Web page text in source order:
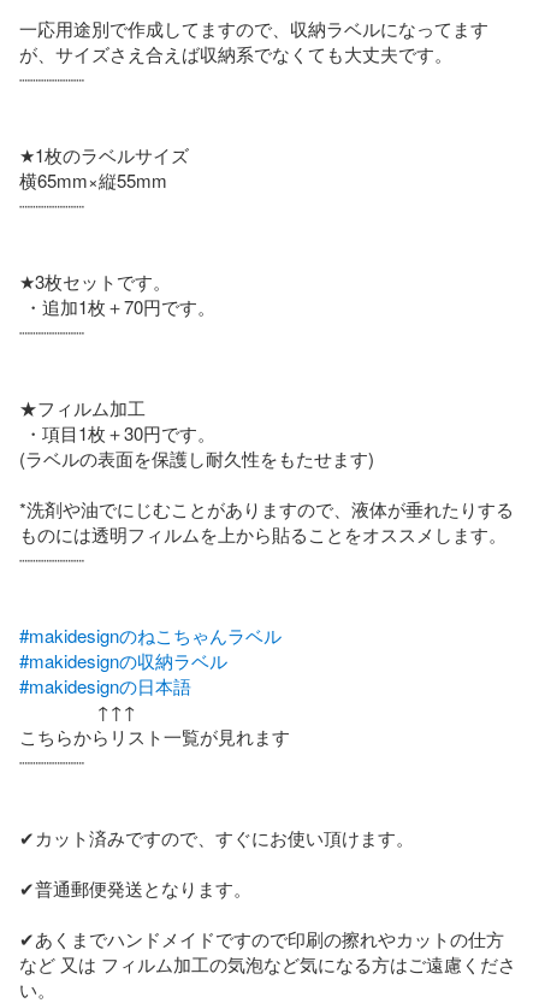
一応用途別で作成してますので、収納ラベルになってます
が、サイズさえ合えば収納系でなくても大丈夫です。
┈┈┈┈┈┈
★1枚のラベルサイズ
横65mm×縦55mm
┈┈┈┈┈┈
★3枚セットです。
┈┈┈┈┈┈
★フィルム加工
(ラベルの表面を保護し耐久性をもたせます)
*洗剤や油でにじむことがありますので、液体が垂れたりする
ものには透明フィルムを上から貼ることをオススメします。
┈┈┈┈┈┈
#makidesignのねこちゃんラベル
#makidesignの収納ラベル
#makidesignの日本語
こちらからリスト一覧が見れます
┈┈┈┈┈┈
✔カット済みですので、すぐにお使い頂けます。
✔普通郵便発送となります。
✔あくまでハンドメイドですので印刷の擦れやカットの仕方
など 又は フィルム加工の気泡など気になる方はご遠慮くださ
い。